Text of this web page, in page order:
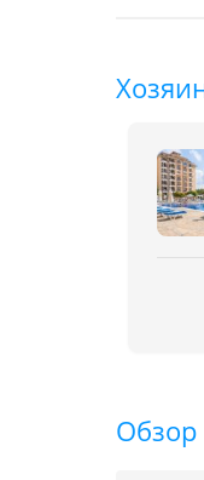
Обзор